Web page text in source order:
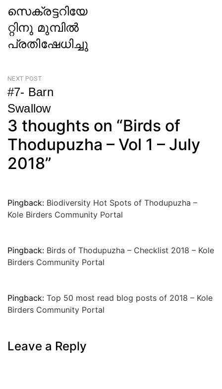
സെക്രട്ടറിയേ
റ്റിനു മുമ്പിൽ
പ്രതിഷേധിച്ചു
NEXT POST
#7- Barn
Swallow
Next
Post
3 thoughts on “Birds of
Thodupuzha – Vol 1 – July
2018”
Pingback: Biodiversity Hot Spots of Thodupuzha –
Kole Birders Community Portal
Pingback: Birds of Thodupuzha – Checklist 2018 – Kole
Birders Community Portal
Pingback: Top 50 most read blog posts of 2018 – Kole
Birders Community Portal
Leave a Reply